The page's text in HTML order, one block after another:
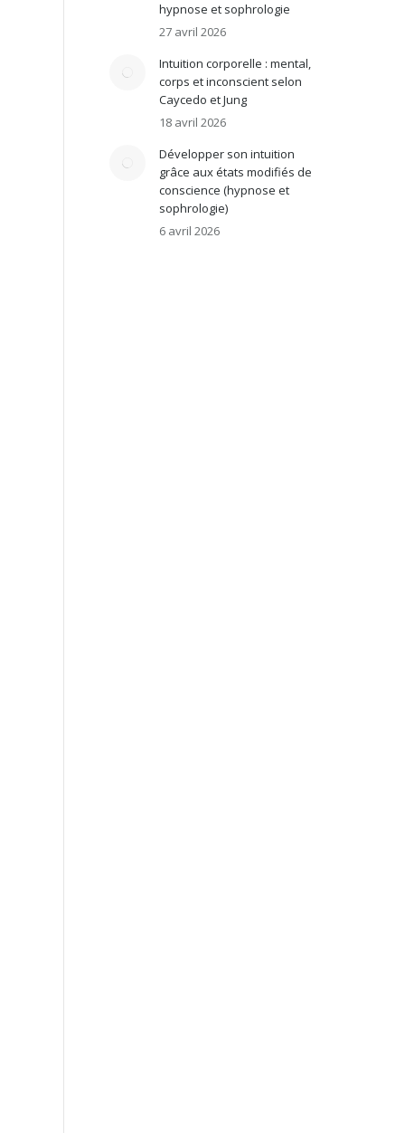
hypnose et sophrologie
27 avril 2026
Intuition corporelle : mental,
corps et inconscient selon
Caycedo et Jung
18 avril 2026
Développer son intuition
grâce aux états modifiés de
conscience (hypnose et
sophrologie)
6 avril 2026